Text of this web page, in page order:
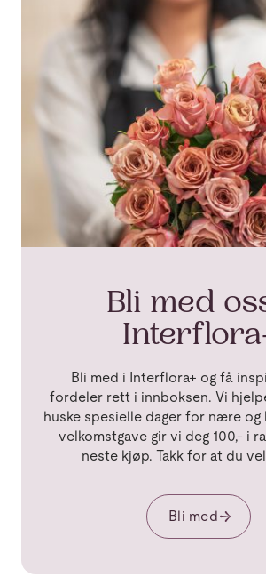
Bli med
Bli med i Interflora+ og få
fordeler rett i innboksen. Vi
huske spesielle dager for nære og
velkomstgave gir vi deg 100,- i
neste kjøp. Takk for at du
Bli med